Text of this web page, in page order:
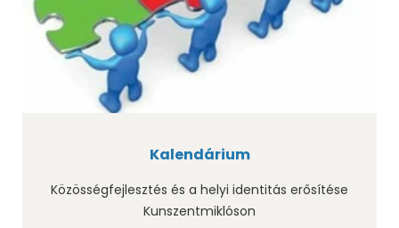
Kalendárium
Közösségfejlesztés és a helyi identitás erősítése
Kunszentmiklóson